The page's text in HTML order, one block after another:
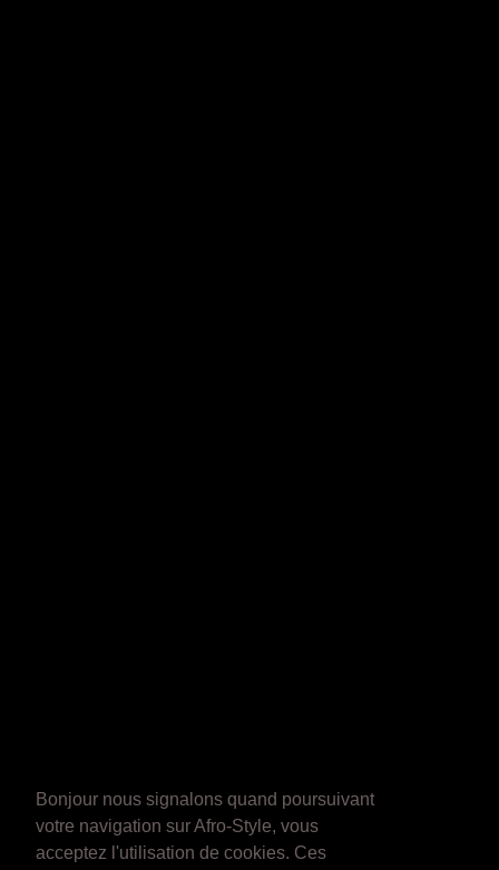
Bonjour nous signalons quand poursuivant
votre navigation sur Afro-Style, vous
acceptez l'utilisation de cookies. Ces